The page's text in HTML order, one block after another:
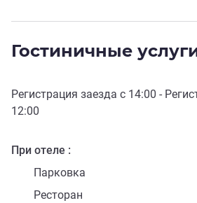
Гостиничные
Регистрация заезда с 14:00 -
12:00
При отеле
Парковка
Ресторан